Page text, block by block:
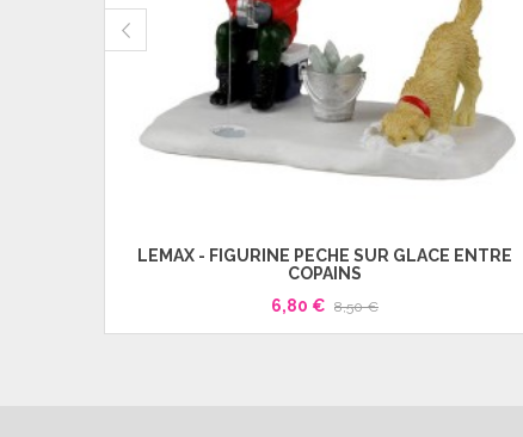
LEMAX - FIGURINE PÊCHE SUR GLACE ENTRE
COPAINS
6,80 € 8,50 €